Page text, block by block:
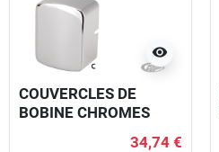
visibility
COUVERCLES DE
BOBINE CHROMES
34,74 €